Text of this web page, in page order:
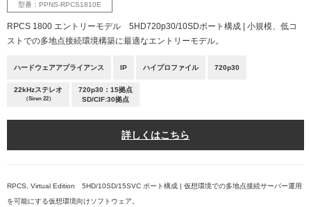
型番：PPNS-RPCS1810E
RPCS 1800 エントリーモデル 5HD720p30/10SDポート構成 | 小規模、低コ
ストでの多地点接続環境構築に最適なエントリーモデル。
ハードウェアアプライアンス IP ハイプロファイル 720p30
22kHzステレオ
（Siren 22）
720p30：15拠点
SD/CIF:30拠点
詳しくはこちら
RPCS, Virtual Edition 5HD/10SD/15SVC ポート構成 | 仮想環境での多地点接続サーバー運用
を可能にする仮想環境向けソフトウェア。